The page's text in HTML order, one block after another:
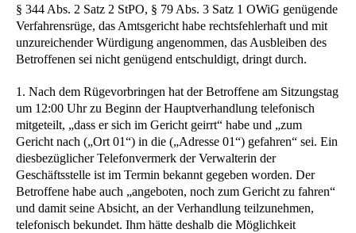
§ 344 Abs. 2 Satz 2 StPO, § 79 Abs. 3 Satz 1 OWiG genügende
Verfahrensrüge, das Amtsgericht habe rechtsfehlerhaft und mit
unzureichender Würdigung angenommen, das Ausbleiben des
Betroffenen sei nicht genügend entschuldigt, dringt durch.
1. Nach dem Rügevorbringen hat der Betroffene am Sitzungstag
um 12:00 Uhr zu Beginn der Hauptverhandlung telefonisch
mitgeteilt, „dass er sich im Gericht geirrt“ habe und „zum
Gericht nach („Ort 01“) in die („Adresse 01“) gefahren“ sei. Ein
diesbezüglicher Telefonvermerk der Verwalterin der
Geschäftsstelle ist im Termin bekannt gegeben worden. Der
Betroffene habe auch „angeboten, noch zum Gericht zu fahren“
und damit seine Absicht, an der Verhandlung teilzunehmen,
telefonisch bekundet. Ihm hätte deshalb die Möglichkeit